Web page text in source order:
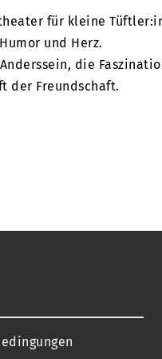
für kleine
und Herz.
die
der Freundschaft.